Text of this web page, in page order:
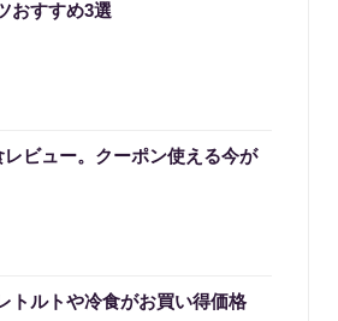
おすすめ3選
レビュー。クーポン使える今が
トルトや冷食がお買い得価格